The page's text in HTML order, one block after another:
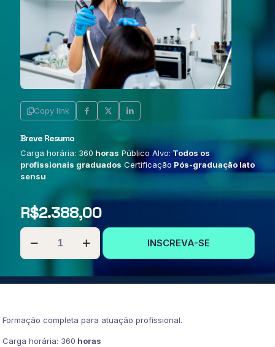
Copy link
Breve Resumo
Carga horária: 360 horas Público Alvo: Todos os
profissionais graduados Certificação Pós-graduação lato
sensu
R$2.388,00
PÓS-
GRADUAÇÃO
EM
LABORATORIAIS
ENFERMEIROS
quantidade
INSCREVA-SE
Formação completa para atuação profissional.
Carga horária: 360 horas